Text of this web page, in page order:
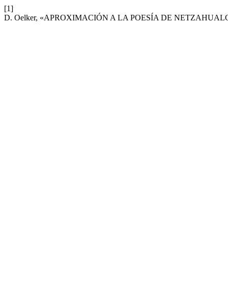
[1]
D. Oelker, «APROXIMACIÓN A LA POESÍA DE